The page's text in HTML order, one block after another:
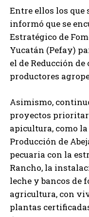
Entre ellos los que
informó que se
Estratégico de
Yucatán (Pefay)
el de Reducción
productores
Asimismo,
proyectos
apicultura, como
Producción de
pecuaria con la
Rancho, la
leche y bancos de
agricultura, con
plantas